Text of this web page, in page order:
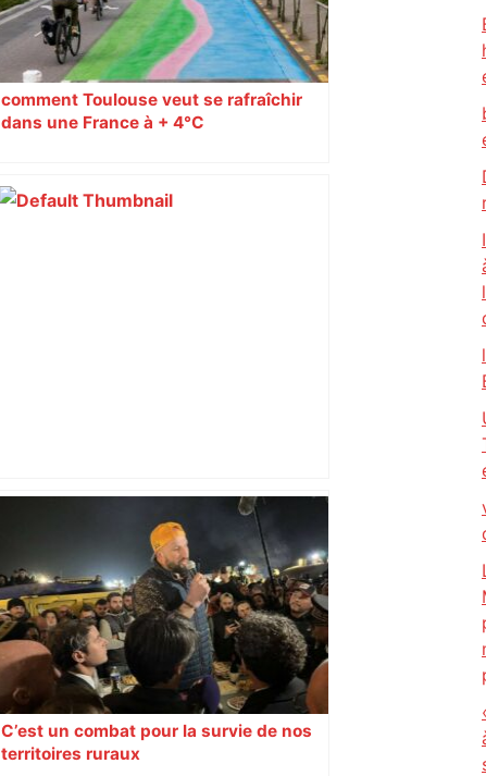
comment Toulouse veut se rafraîchir
dans une France à + 4°C
Top 14: comment Perpignan a une
nouvelle fois fait tomber Toulouse? –
RMC Sport
C’est un combat pour la survie de nos
territoires ruraux